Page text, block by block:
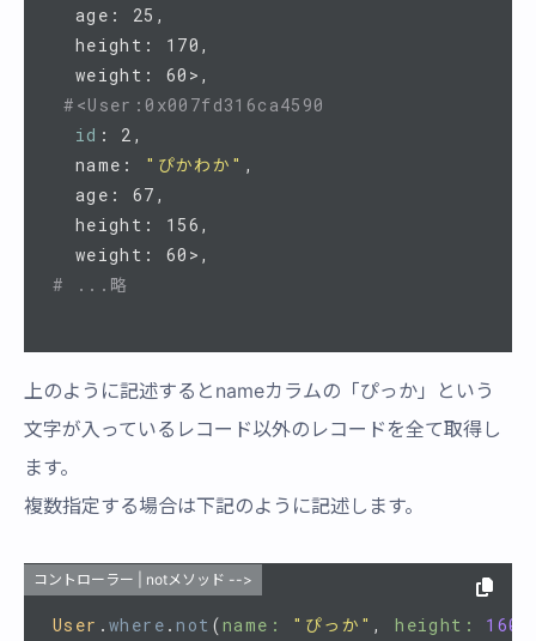
  age: 25,
  height: 170,
  weight: 60>,
#<User:0x007fd316ca4590
id : 2,
  name:
"ぴかわか" ,
  age: 67,
  height: 156,
# ...略
上のように記述するとnameカラムの「ぴっか」という
文字が入っているレコード以外のレコードを全て取得し
ます。
複数指定する場合は下記のように記述します。
コントローラー | notメソッド -->
User .where .not (name: "ぴっか" , height: 160